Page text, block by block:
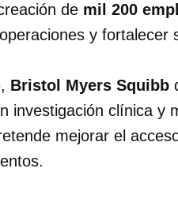
de mil 200
y fortalecer
Bristol Myers Squibb
investigación clínica y
mejorar el